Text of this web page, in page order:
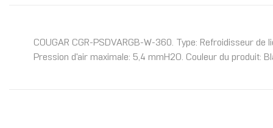
COUGAR CGR-PSDVARGB-W-360. Type: Refroidisseur
Pression d'air maximale: 5,4 mmH2O. Couleur du produit: